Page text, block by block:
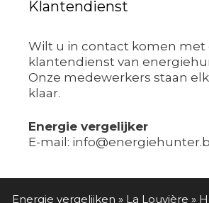
Klantendienst
Wilt u in contact komen met
klantendienst van
Onze medewerkers staan
klaar.
Energie vergelijker
E-mail:
Energie vergelijken » La Louvière »